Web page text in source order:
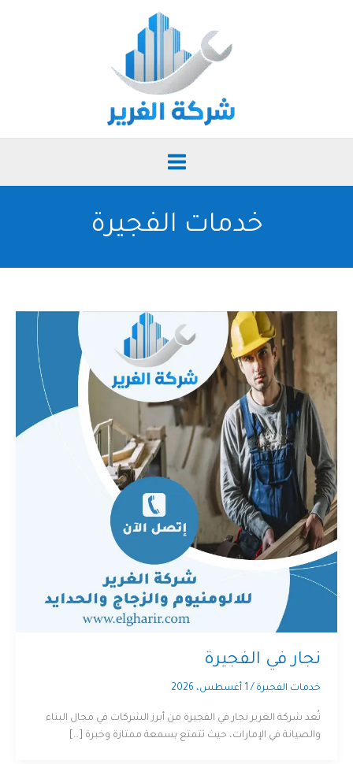
خدمات الفجيرة
نجار في الفجيرة
خدمات الفجيرة / 1 أغسطس، 2026
تُعد شركة الغرير نجار في الفجيرة من أبرز الشركات في مجال البناء
والصيانة في الإمارات، حيث تتمتع بسمعة ممتازة وخبرة […]